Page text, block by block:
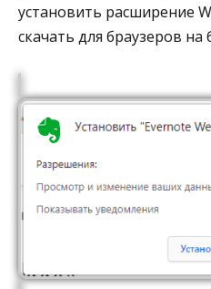
установить расширение
скачать для браузеров на